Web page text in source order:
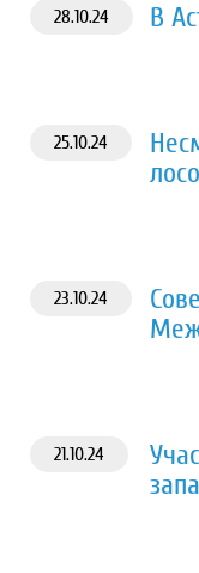
28.10.24 В
25.10.24
23.10.24
21.10.24